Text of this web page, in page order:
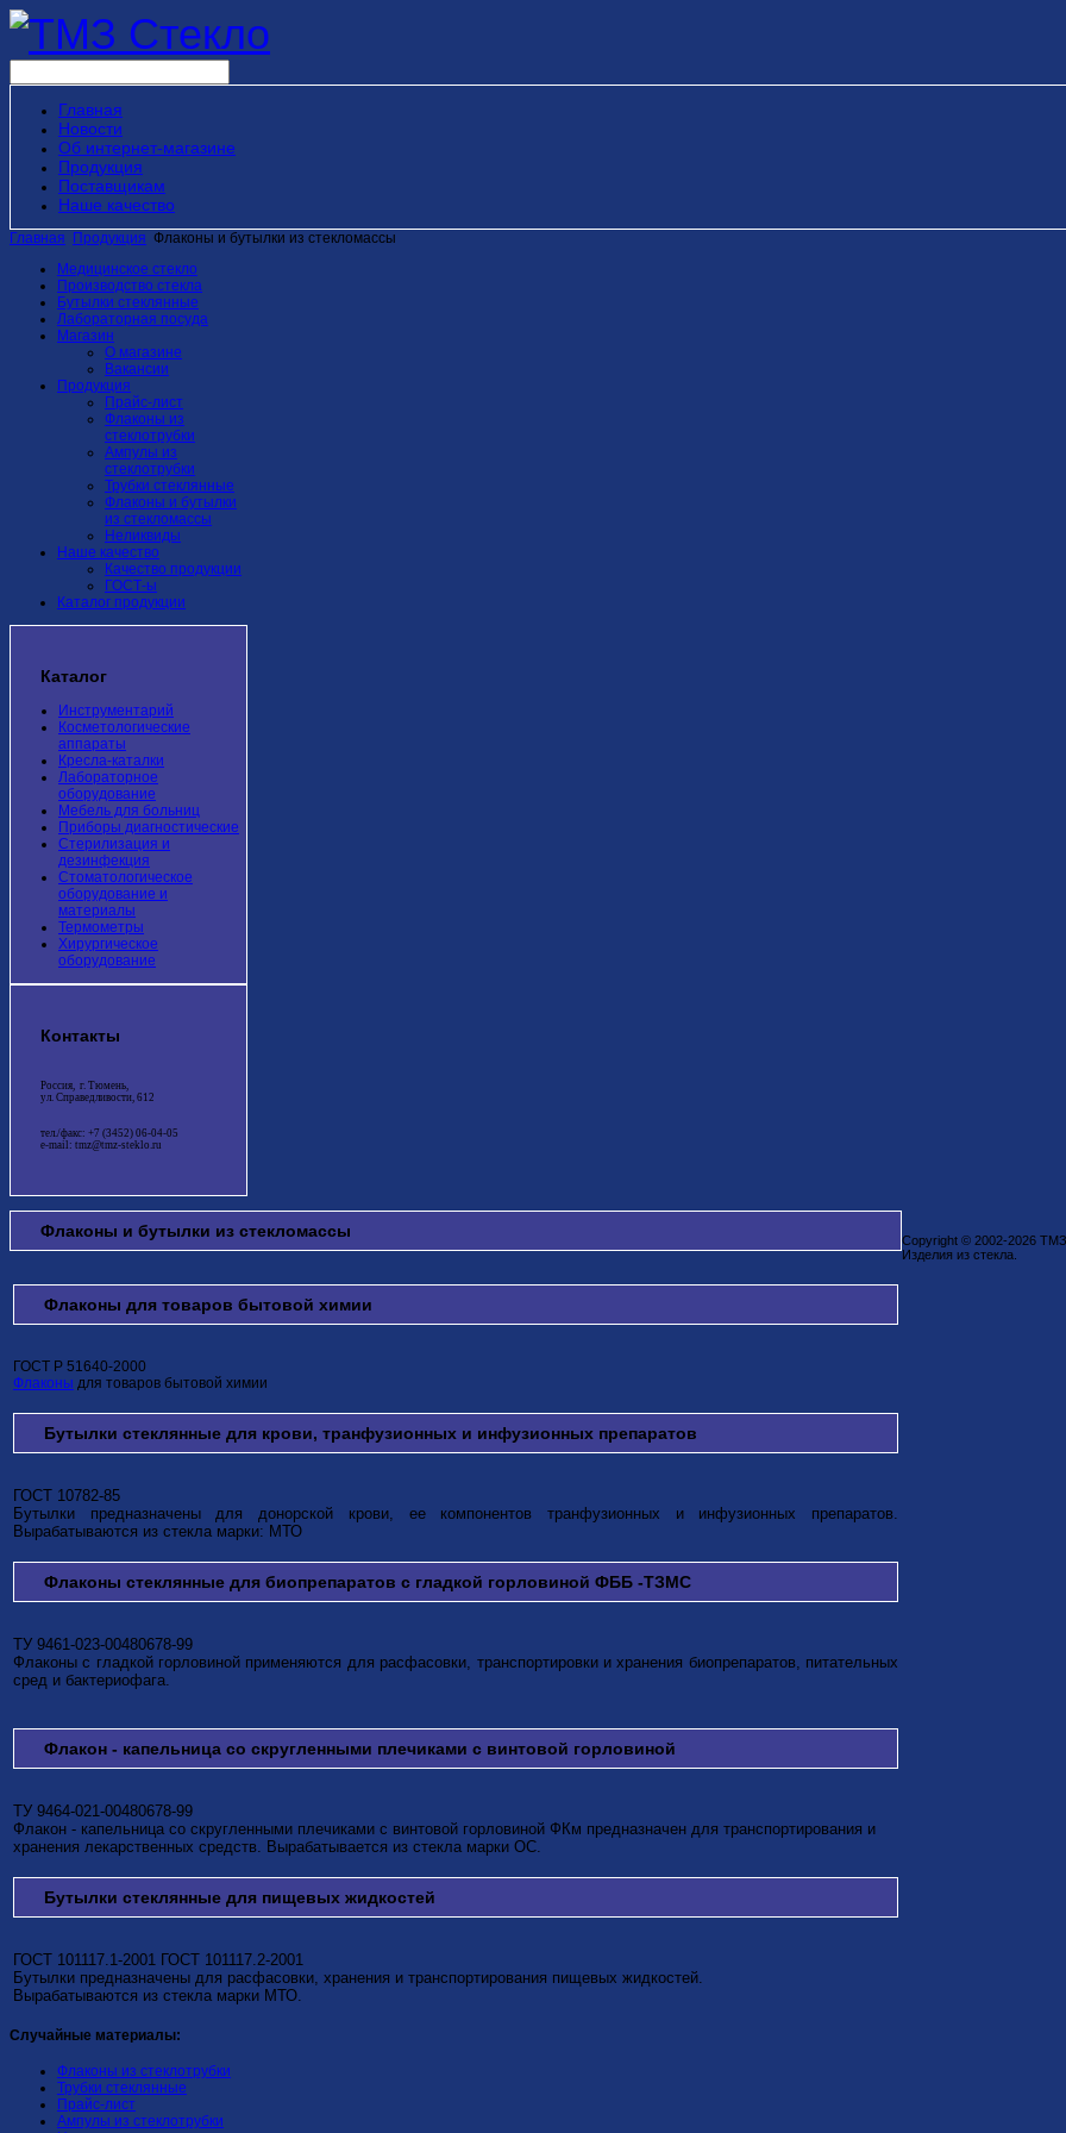
Главная
Новости
Об интернет-магазине
Продукция
Поставщикам
Наше качество
Главная Продукция Флаконы и бутылки из стекломассы
Медицинское стекло
Производство стекла
Бутылки стеклянные
Лабораторная посуда
Магазин
О магазине
Вакансии
Продукция
Прайс-лист
Флаконы из
стеклотрубки
Ампулы из
стеклотрубки
Трубки стеклянные
Флаконы и бутылки
из стекломассы
Неликвиды
Наше качество
Качество продукции
ГОСТ-ы
Каталог продукции
Каталог
Инструментарий
Косметологические
аппараты
Кресла-каталки
Лабораторное
оборудование
Мебель для больниц
Приборы диагностические
Стерилизация и
дезинфекция
Стоматологическое
оборудование и
материалы
Термометры
Хирургическое
оборудование
Контакты
Россия, г. Тюмень,
ул. Справедливости, 612
тел./факс: +7 (3452) 06-04-05
e-mail: tmz@tmz-steklo.ru
Флаконы и бутылки из стекломассы
Флаконы для товаров бытовой химии
ГОСТ Р 51640-2000
Флаконы для товаров бытовой химии
Бутылки стеклянные для крови, транфузионных и инфузионных препаратов
ГОСТ 10782-85
Бутылки предназначены для донорской крови, ее компонентов транфузионных и инфузионных препаратов.
Вырабатываются из стекла марки: МТО
Флаконы стеклянные для биопрепаратов с гладкой горловиной ФББ -ТЗМС
ТУ 9461-023-00480678-99
Флаконы с гладкой горловиной применяются для расфасовки, транспортировки и хранения биопрепаратов, питательных
сред и бактериофага.
Флакон - капельница со скругленными плечиками с винтовой горловиной
ТУ 9464-021-00480678-99
Флакон - капельница со скругленными плечиками с винтовой горловиной ФКм предназначен для транспортирования и
хранения лекарственных средств. Вырабатывается из стекла марки ОС.
Бутылки стеклянные для пищевых жидкостей
ГОСТ 101117.1-2001 ГОСТ 101117.2-2001
Бутылки предназначены для расфасовки, хранения и транспортирования пищевых жидкостей.
Вырабатываются из стекла марки МТО.
Случайные материалы:
Флаконы из стеклотрубки
Трубки стеклянные
Прайс-лист
Ампулы из стеклотрубки
Copyright © 2002-2026
Изделия из стекла.